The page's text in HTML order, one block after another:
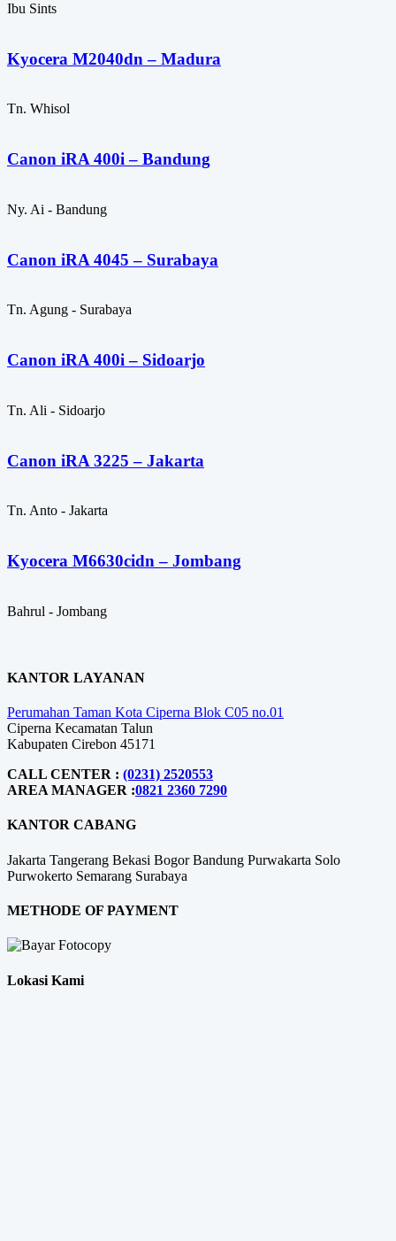
Ibu Sints
Kyocera M2040dn – Madura
Tn. Whisol
Canon iRA 400i – Bandung
Ny. Ai - Bandung
Canon iRA 4045 – Surabaya
Tn. Agung - Surabaya
Canon iRA 400i – Sidoarjo
Tn. Ali - Sidoarjo
Canon iRA 3225 – Jakarta
Tn. Anto - Jakarta
Kyocera M6630cidn – Jombang
Bahrul - Jombang
KANTOR LAYANAN
Perumahan Taman Kota Ciperna Blok C05 no.01
Ciperna Kecamatan Talun
Kabupaten Cirebon 45171
CALL CENTER : (0231) 2520553
AREA MANAGER :0821 2360 7290
KANTOR CABANG
Jakarta Tangerang Bekasi BogorBandung Purwakarta Solo
Purwokerto Semarang Surabaya
METHODE OF PAYMENT
Lokasi Kami